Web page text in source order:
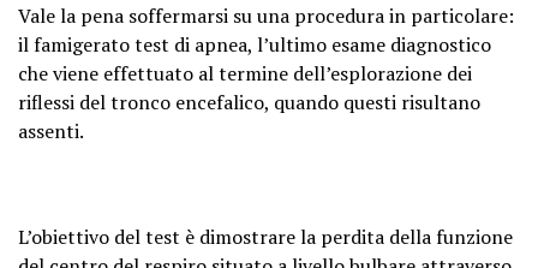
Vale la pena soffermarsi su una procedura in particolare:
il famigeratotest di apnea, l’ultimo esame diagnostico
che viene effettuato al termine dell’esplorazione dei
riflessi del tronco encefalico, quando questi risultano
assenti.
L’obiettivo del test è dimostrare la perdita della funzione